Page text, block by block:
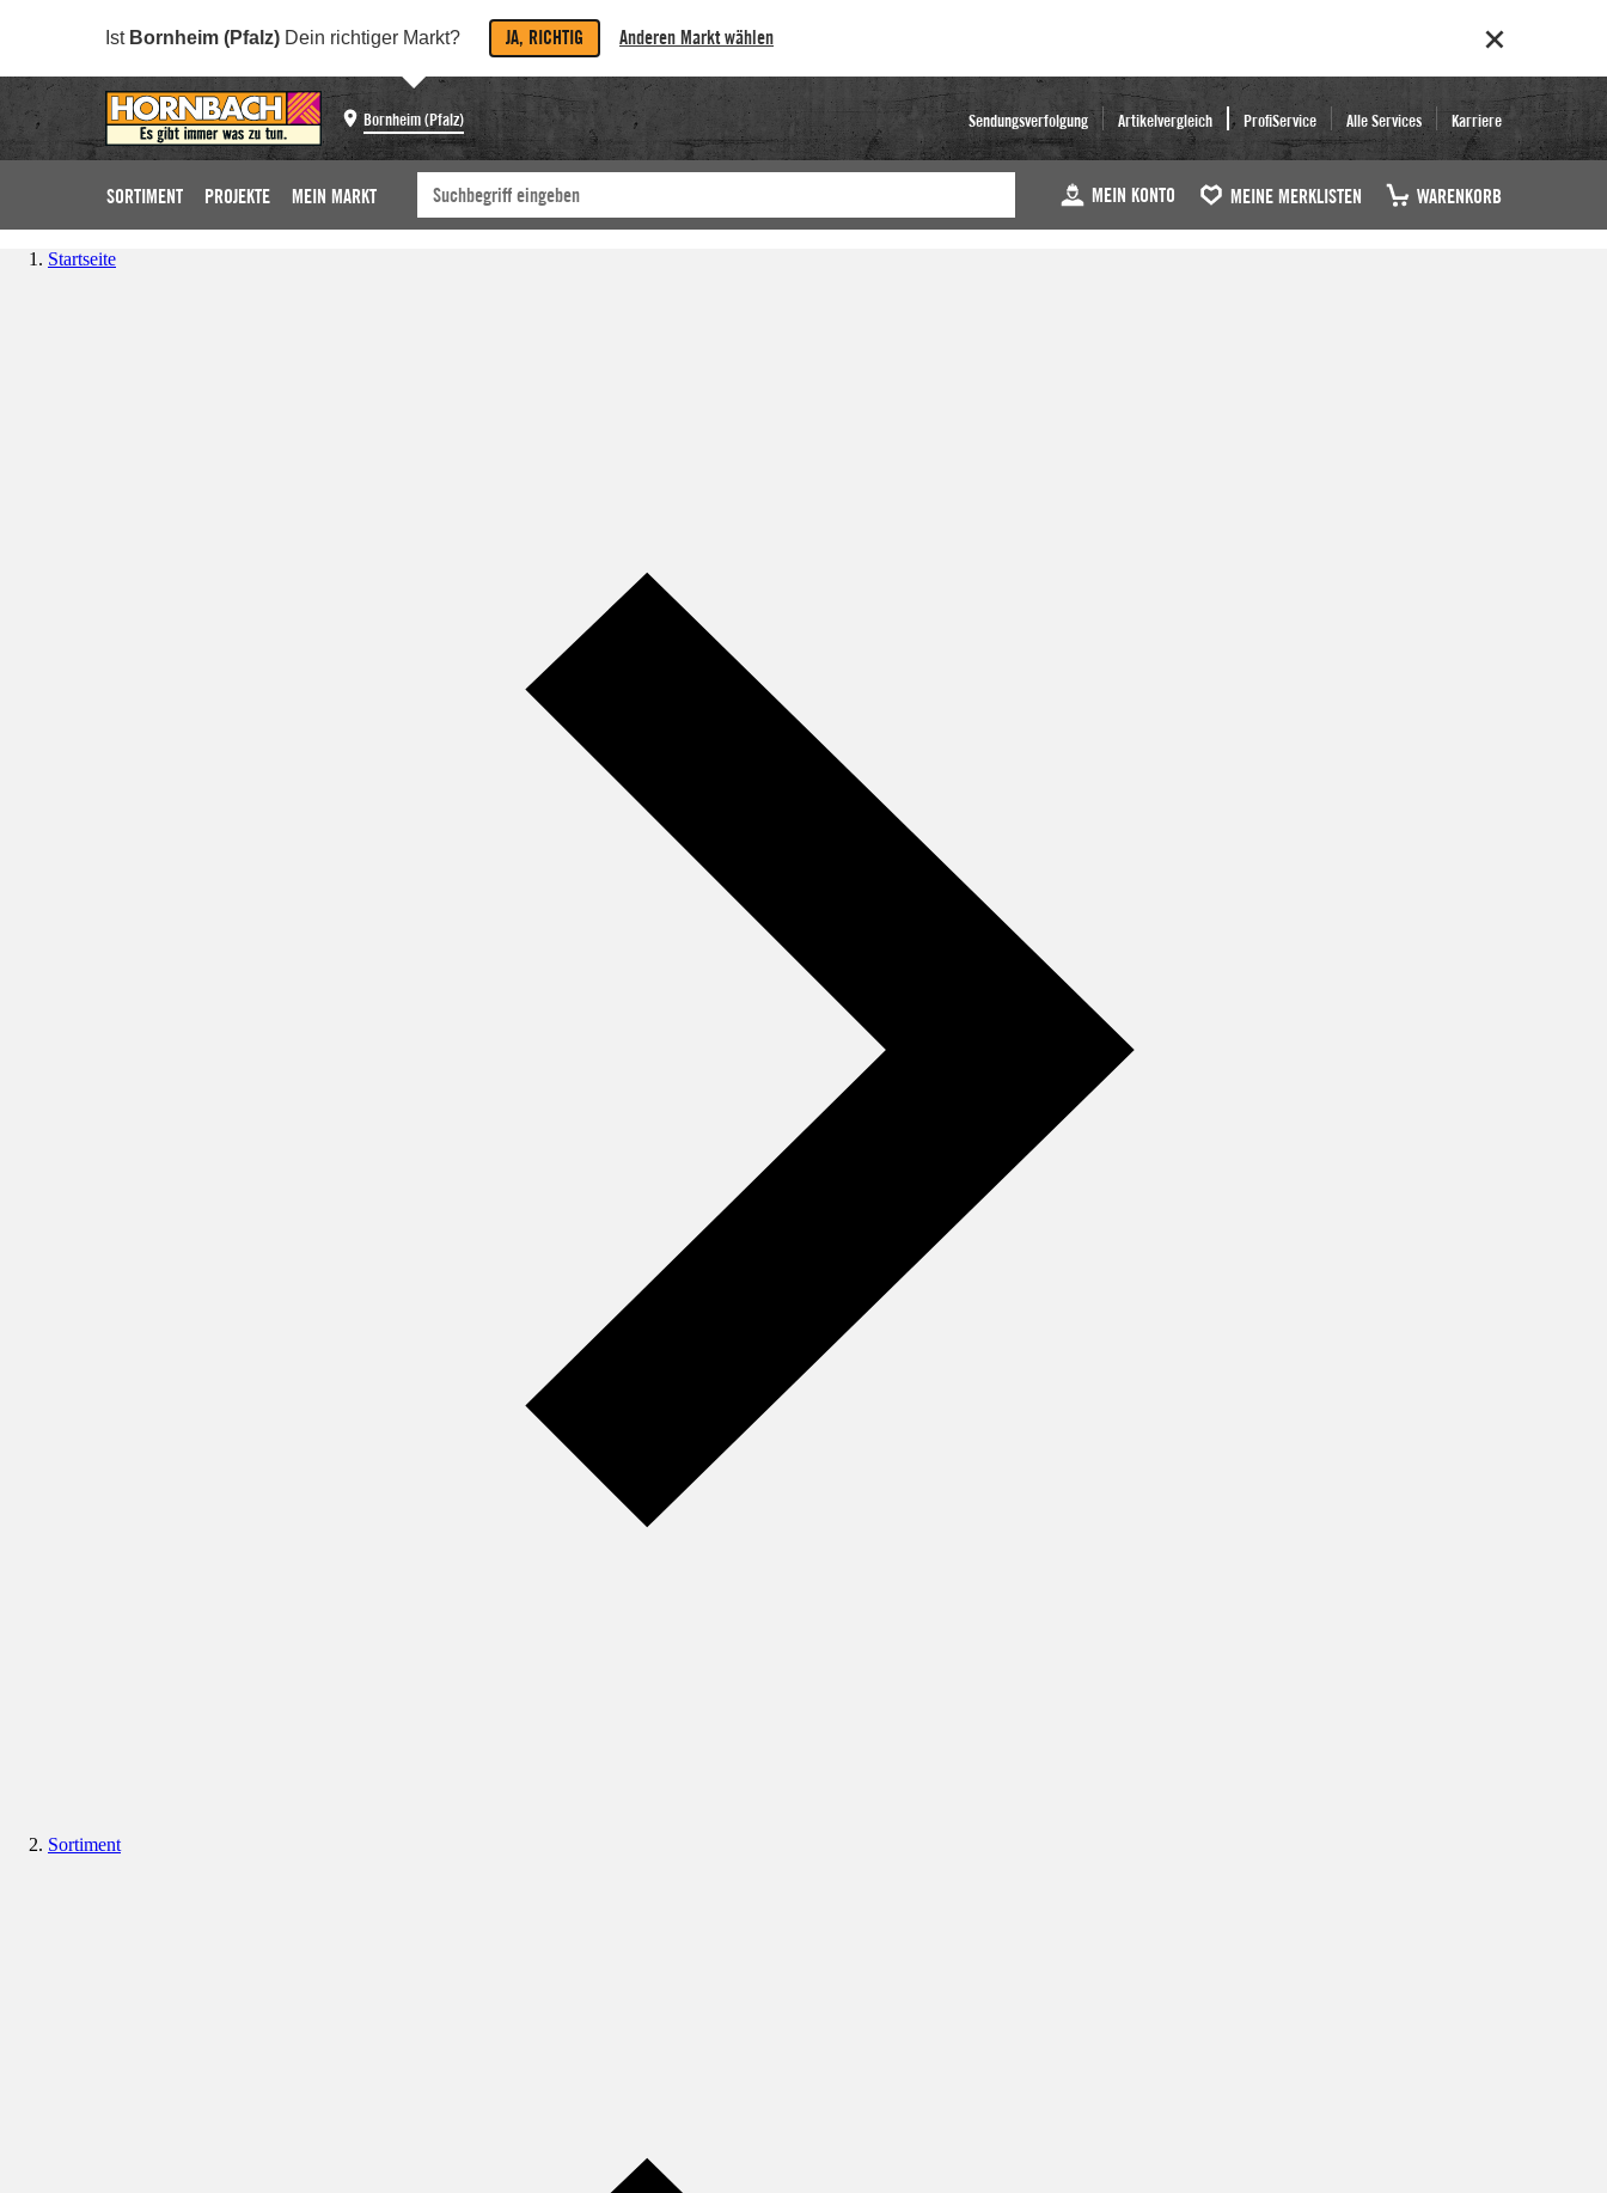
Ist Bornheim (Pfalz) Dein richtiger Markt? JA, RICHTIG Anderen Markt wählen
Bornheim (Pfalz) Sendungsverfolgung Artikelvergleich ProfiService Alle Services Karriere
SORTIMENT PROJEKTE MEIN MARKT MEIN KONTO MEINE MERKLISTEN WARENKORB
Startseite
Sortiment